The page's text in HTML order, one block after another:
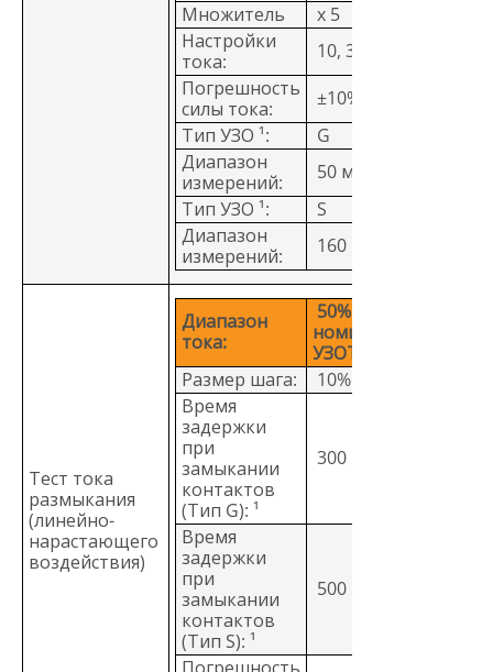
Множитель
x 5
Настройки
тока:
10, 30 мА
Погрешность
силы тока:
±10%
Тип УЗО ¹:
G
Диапазон
измерений:
50 мс
Тип УЗО ¹:
S
Диапазон
измерений:
160 мс
Тест тока
размыкания
(линейно-
нарастающего
воздействия)
Диапазон
тока:
50% - 110%
номинального тока
УЗОТ
Размер шага:
10% от IΔN
Время
задержки
при
замыкании
контактов
(Тип G): ¹
300 мс / шаг
Время
задержки
при
замыкании
контактов
(Тип S): ¹
500 мс / шаг